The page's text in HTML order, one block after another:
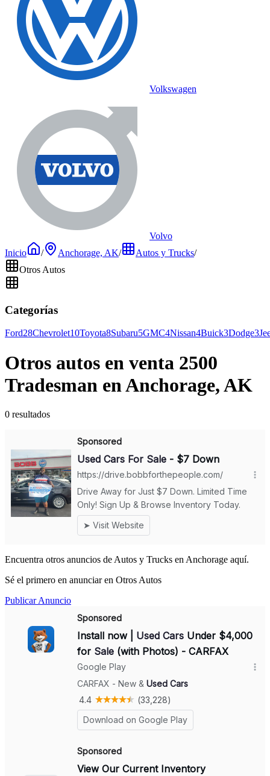
Volkswagen
Volvo
Inicio
/ Anchorage, AK/ Autos y Trucks/
Otros Autos
Categorías
Ford28Chevrolet10Toyota8Subaru5GMC4Nissan4Buick3Dodge3
Otros autos en venta 2500
Tradesman en Anchorage, AK
0 resultados
Encuentra otros anuncios de Autos y Trucks en Anchorage aquí.
Sé el primero en anunciar en Otros Autos
Publicar Anuncio